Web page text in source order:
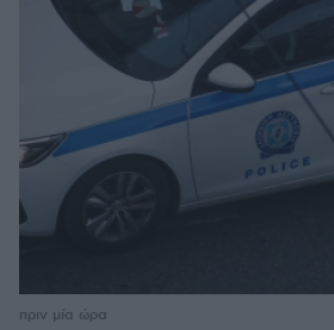
πριν μία ώρα